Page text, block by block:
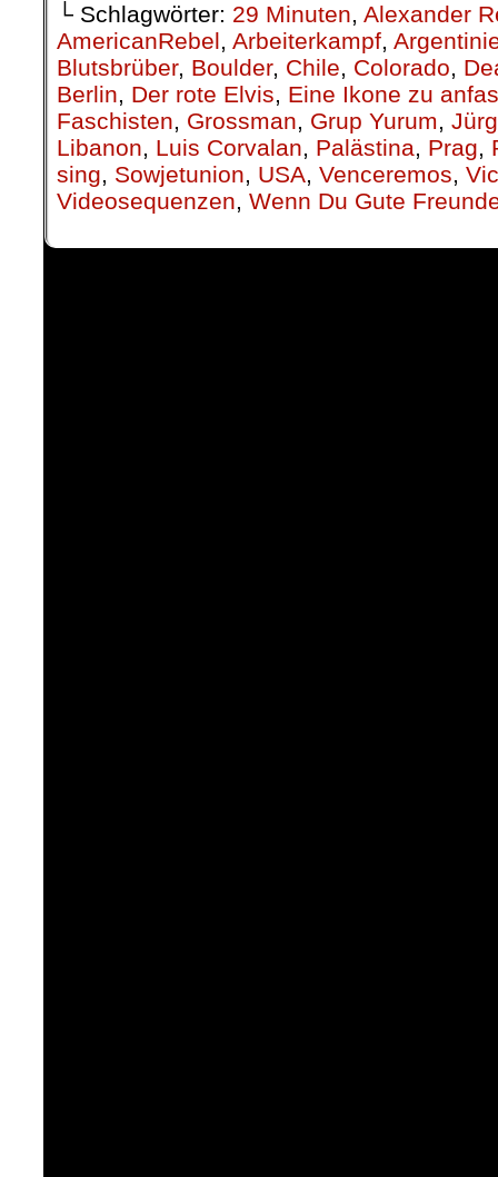
└ Schlagwörter: 29 Minuten, Alexander
AmericanRebel, Arbeiterkampf,
Blutsbrüber, Boulder, Chile, Colorado,
Berlin, Der rote Elvis, Eine Ikone zu
Faschisten, Grossman, Grup Yurum,
Libanon, Luis Corvalan, Palästina, Prag,
sing, Sowjetunion, USA, Venceremos,
Videosequenzen, Wenn Du Gute